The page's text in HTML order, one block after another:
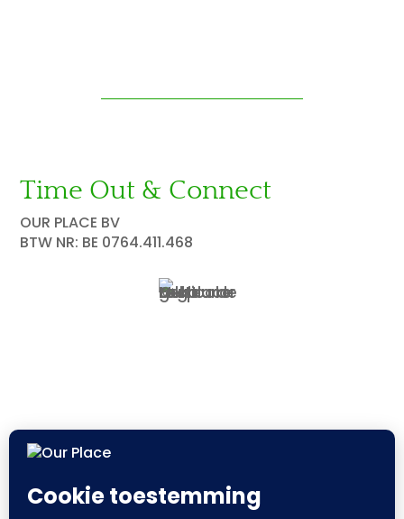
Time Out & Connect
OUR PLACE BV
BTW NR: BE 0764.411.468